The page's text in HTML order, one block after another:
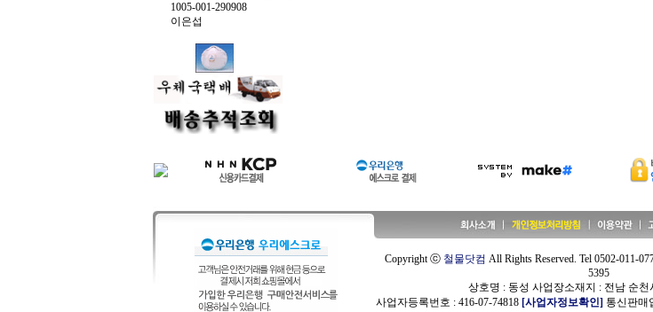
1005-001-290908
이은섭
Copyright ⓒ 철물닷컴 All Rights Reserved. Tel 0502-011-
5395
상호명 : 동성 사업장소재지 : 전남 순천
사업자등록번호 : 416-07-74818 [사업자정보확인] 통신판매